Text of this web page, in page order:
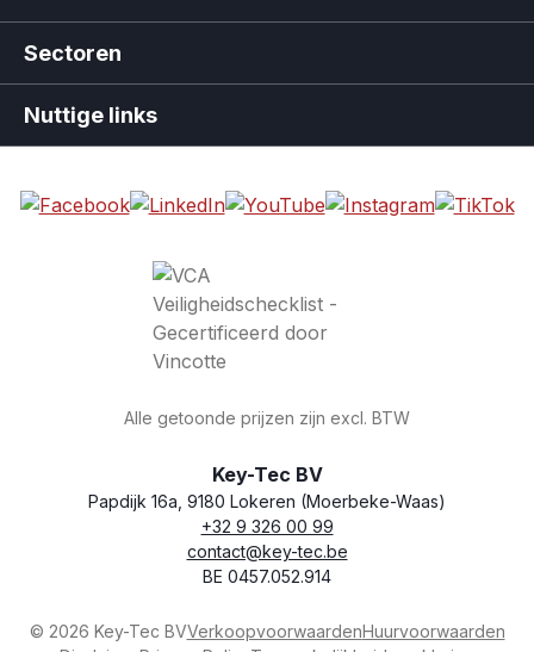
Sectoren
Nuttige links
Alle getoonde prijzen zijn excl. BTW
Winkelnaam
Key-Tec BV
Adres
Papdijk 16a, 9180 Lokeren (Moerbeke-Waas)
Telefoon
+32 9 326 00 99
E-mail
contact@key-tec.be
BTW-nummer
BE 0457.052.914
© 2026 Key-Tec BVVerkoopvoorwaardenHuurvoorwaarden